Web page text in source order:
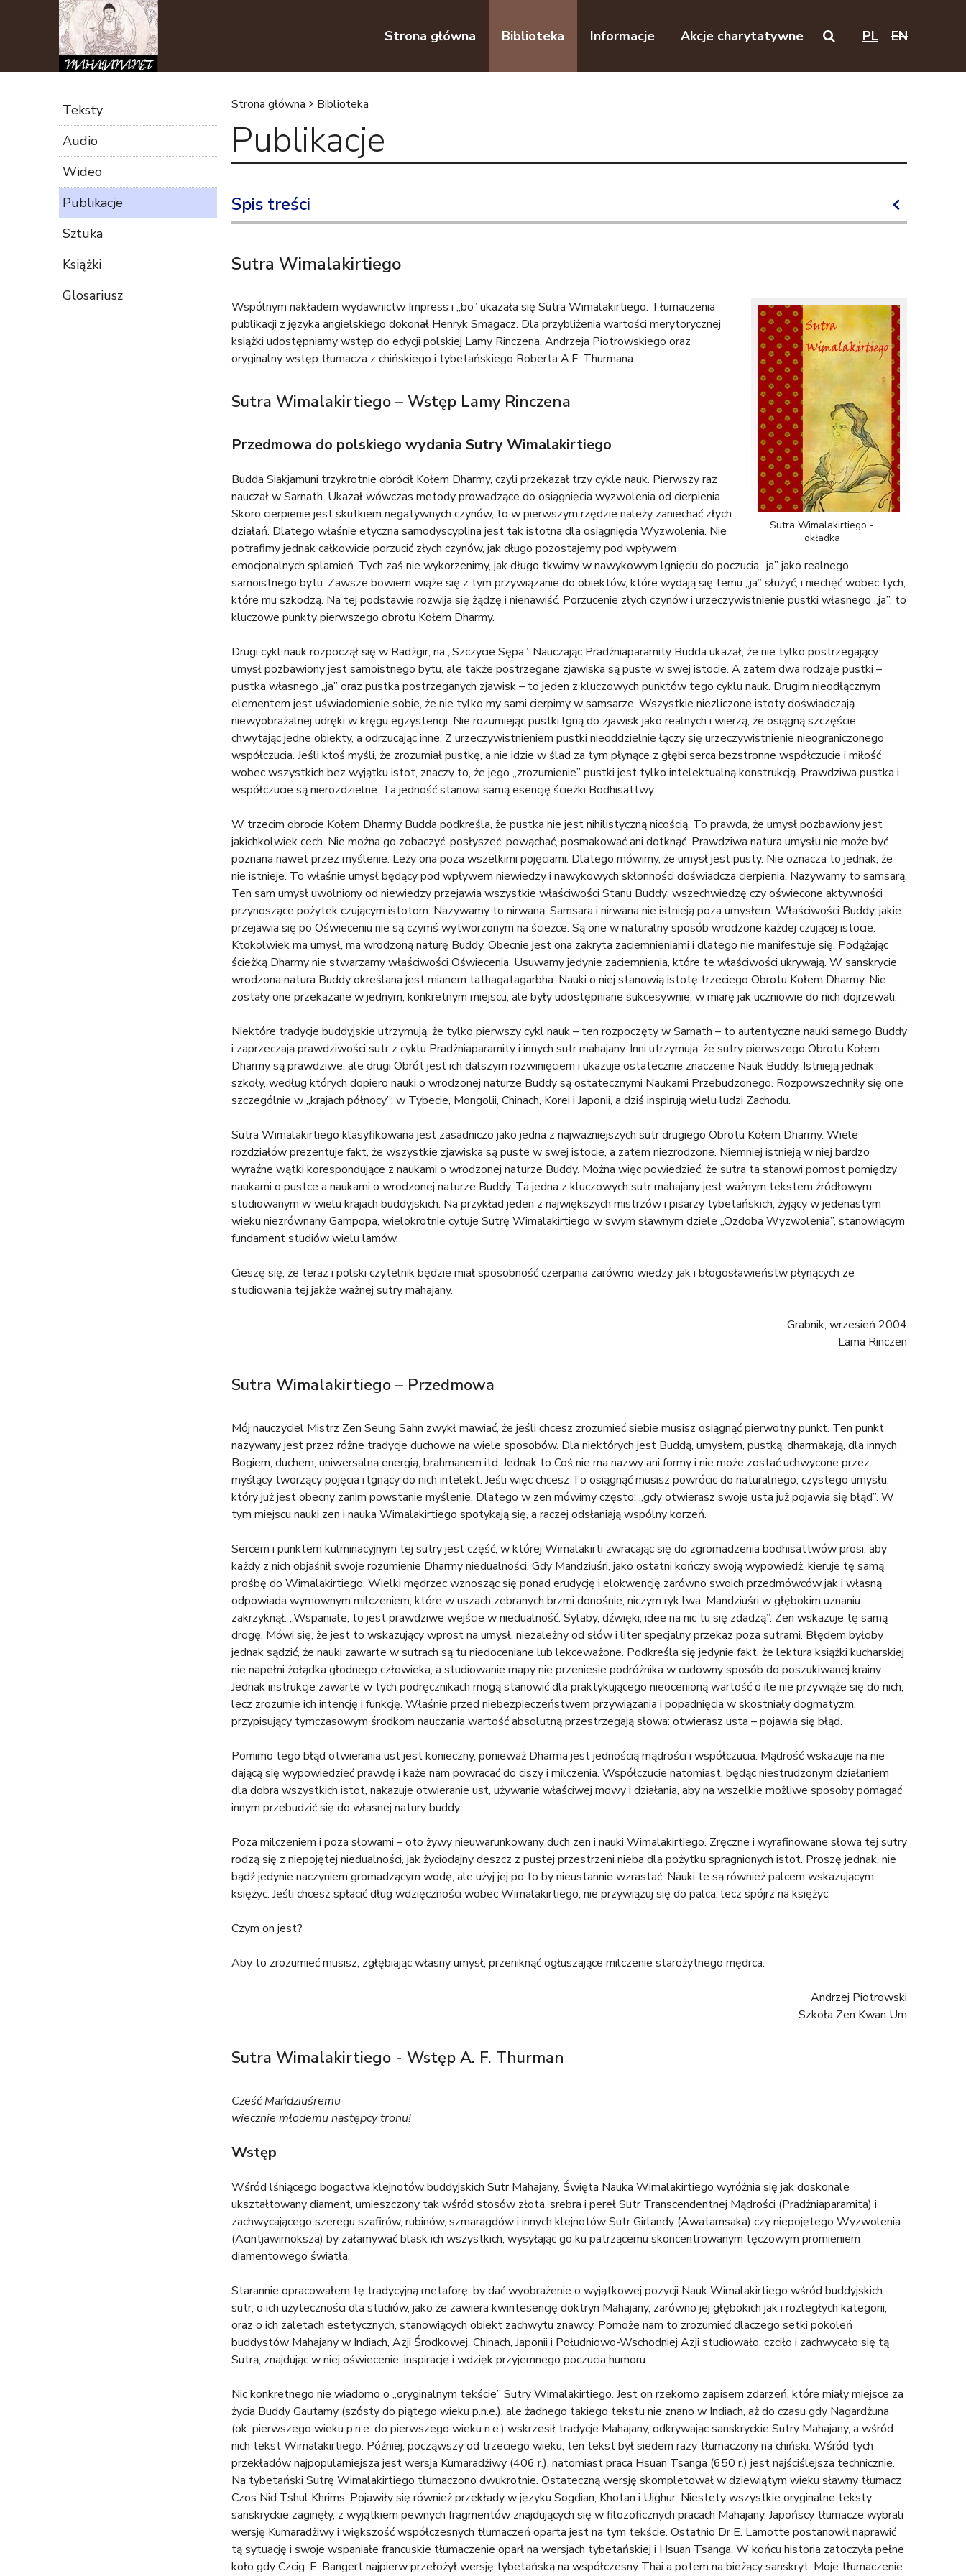
Strona główna Biblioteka Informacje Akcje charytatywne PL EN
J
e
s
e
ś
t
t
a
j
Strona główna Biblioteka
Publikacje
Spis treści
Sutra Wimalakirtiego
Sutra Wimalakirtiego -
okładka
Wspólnym nakładem wydawnictw Impress i „bo” ukazała się Sutra Wimalakirtiego. Tłumaczenia
publikacji z języka angielskiego dokonał Henryk Smagacz. Dla przybliżenia wartości merytorycznej
książki udostępniamy wstęp do edycji polskiej Lamy Rinczena, Andrzeja Piotrowskiego oraz
oryginalny wstęp tłumacza z chińskiego i tybetańskiego Roberta A.F. Thurmana.
Sutra Wimalakirtiego – Wstęp Lamy Rinczena
Przedmowa do polskiego wydania Sutry Wimalakirtiego
Budda Siakjamuni trzykrotnie obrócił Kołem Dharmy, czyli przekazał trzy cykle nauk. Pierwszy raz
nauczał w Sarnath. Ukazał wówczas metody prowadzące do osiągnięcia wyzwolenia od cierpienia.
Skoro cierpienie jest skutkiem negatywnych czynów, to w pierwszym rzędzie należy zaniechać złych
działań. Dlatego właśnie etyczna samodyscyplina jest tak istotna dla osiągnięcia Wyzwolenia. Nie
potrafimy jednak całkowicie porzucić złych czynów, jak długo pozostajemy pod wpływem
emocjonalnych splamień. Tych zaś nie wykorzenimy, jak długo tkwimy w nawykowym lgnięciu do poczucia „ja” jako realnego,
samoistnego bytu. Zawsze bowiem wiąże się z tym przywiązanie do obiektów, które wydają się temu „ja” służyć, i niechęć wobec tych,
które mu szkodzą. Na tej podstawie rozwija się żądzę i nienawiść. Porzucenie złych czynów i urzeczywistnienie pustki własnego „ja”, to
kluczowe punkty pierwszego obrotu Kołem Dharmy.
Drugi cykl nauk rozpoczął się w Radżgir, na „Szczycie Sępa”. Nauczając Pradżniaparamity Budda ukazał, że nie tylko postrzegający
umysł pozbawiony jest samoistnego bytu, ale także postrzegane zjawiska są puste w swej istocie. A zatem dwa rodzaje pustki –
pustka własnego „ja” oraz pustka postrzeganych zjawisk – to jeden z kluczowych punktów tego cyklu nauk. Drugim nieodłącznym
elementem jest uświadomienie sobie, że nie tylko my sami cierpimy w samsarze. Wszystkie niezliczone istoty doświadczają
niewyobrażalnej udręki w kręgu egzystencji. Nie rozumiejąc pustki lgną do zjawisk jako realnych i wierzą, że osiągną szczęście
chwytając jedne obiekty, a odrzucając inne. Z urzeczywistnieniem pustki nieoddzielnie łączy się urzeczywistnienie nieograniczonego
współczucia. Jeśli ktoś myśli, że zrozumiał pustkę, a nie idzie w ślad za tym płynące z głębi serca bezstronne współczucie i miłość
wobec wszystkich bez wyjątku istot, znaczy to, że jego „zrozumienie” pustki jest tylko intelektualną konstrukcją. Prawdziwa pustka i
współczucie są nierozdzielne. Ta jedność stanowi samą esencję ścieżki Bodhisattwy.
W trzecim obrocie Kołem Dharmy Budda podkreśla, że pustka nie jest nihilistyczną nicością. To prawda, że umysł pozbawiony jest
jakichkolwiek cech. Nie można go zobaczyć, posłyszeć, powąchać, posmakować ani dotknąć. Prawdziwa natura umysłu nie może być
poznana nawet przez myślenie. Leży ona poza wszelkimi pojęciami. Dlatego mówimy, że umysł jest pusty. Nie oznacza to jednak, że
nie istnieje. To właśnie umysł będący pod wpływem niewiedzy i nawykowych skłonności doświadcza cierpienia. Nazywamy to samsarą.
Ten sam umysł uwolniony od niewiedzy przejawia wszystkie właściwości Stanu Buddy: wszechwiedzę czy oświecone aktywności
przynoszące pożytek czującym istotom. Nazywamy to nirwaną. Samsara i nirwana nie istnieją poza umysłem. Właściwości Buddy, jakie
przejawia się po Oświeceniu nie są czymś wytworzonym na ścieżce. Są one w naturalny sposób wrodzone każdej czującej istocie.
Ktokolwiek ma umysł, ma wrodzoną naturę Buddy. Obecnie jest ona zakryta zaciemnieniami i dlatego nie manifestuje się. Podążając
ścieżką Dharmy nie stwarzamy właściwości Oświecenia. Usuwamy jedynie zaciemnienia, które te właściwości ukrywają. W sanskrycie
wrodzona natura Buddy określana jest mianem tathagatagarbha. Nauki o niej stanowią istotę trzeciego Obrotu Kołem Dharmy. Nie
zostały one przekazane w jednym, konkretnym miejscu, ale były udostępniane sukcesywnie, w miarę jak uczniowie do nich dojrzewali.
Niektóre tradycje buddyjskie utrzymują, że tylko pierwszy cykl nauk – ten rozpoczęty w Sarnath – to autentyczne nauki samego Buddy
i zaprzeczają prawdziwości sutr z cyklu Pradżniaparamity i innych sutr mahajany. Inni utrzymują, że sutry pierwszego Obrotu Kołem
Dharmy są prawdziwe, ale drugi Obrót jest ich dalszym rozwinięciem i ukazuje ostatecznie znaczenie Nauk Buddy. Istnieją jednak
szkoły, według których dopiero nauki o wrodzonej naturze Buddy są ostatecznymi Naukami Przebudzonego. Rozpowszechniły się one
szczególnie w „krajach północy”: w Tybecie, Mongolii, Chinach, Korei i Japonii, a dziś inspirują wielu ludzi Zachodu.
Sutra Wimalakirtiego klasyfikowana jest zasadniczo jako jedna z najważniejszych sutr drugiego Obrotu Kołem Dharmy. Wiele
rozdziałów prezentuje fakt, że wszystkie zjawiska są puste w swej istocie, a zatem niezrodzone. Niemniej istnieją w niej bardzo
wyraźne wątki korespondujące z naukami o wrodzonej naturze Buddy. Można więc powiedzieć, że sutra ta stanowi pomost pomiędzy
naukami o pustce a naukami o wrodzonej naturze Buddy. Ta jedna z kluczowych sutr mahajany jest ważnym tekstem źródłowym
studiowanym w wielu krajach buddyjskich. Na przykład jeden z największych mistrzów i pisarzy tybetańskich, żyjący w jedenastym
wieku niezrównany Gampopa, wielokrotnie cytuje Sutrę Wimalakirtiego w swym sławnym dziele „Ozdoba Wyzwolenia”, stanowiącym
fundament studiów wielu lamów.
Cieszę się, że teraz i polski czytelnik będzie miał sposobność czerpania zarówno wiedzy, jak i błogosławieństw płynących ze
studiowania tej jakże ważnej sutry mahajany.
Grabnik, wrzesień 2004
Lama Rinczen
Sutra Wimalakirtiego – Przedmowa
Mój nauczyciel Mistrz Zen Seung Sahn zwykł mawiać, że jeśli chcesz zrozumieć siebie musisz osiągnąć pierwotny punkt. Ten punkt
nazywany jest przez różne tradycje duchowe na wiele sposobów. Dla niektórych jest Buddą, umysłem, pustką, dharmakają, dla innych
Bogiem, duchem, uniwersalną energią, brahmanem itd. Jednak to Coś nie ma nazwy ani formy i nie może zostać uchwycone przez
myślący tworzący pojęcia i lgnący do nich intelekt. Jeśli więc chcesz To osiągnąć musisz powrócic do naturalnego, czystego umysłu,
który już jest obecny zanim powstanie myślenie. Dlatego w zen mówimy często: „gdy otwierasz swoje usta już pojawia się błąd”. W
tym miejscu nauki zen i nauka Wimalakirtiego spotykają się, a raczej odsłaniają wspólny korzeń.
Sercem i punktem kulminacyjnym tej sutry jest część, w której Wimalakirti zwracając się do zgromadzenia bodhisattwów prosi, aby
każdy z nich objaśnił swoje rozumienie Dharmy niedualności. Gdy Mandziuśri, jako ostatni kończy swoją wypowiedż, kieruje tę samą
prośbę do Wimalakirtiego. Wielki mędrzec wznosząc się ponad erudycję i elokwencję zarówno swoich przedmówców jak i własną
odpowiada wymownym milczeniem, które w uszach zebranych brzmi donośnie, niczym ryk lwa. Mandziuśri w głębokim uznaniu
zakrzyknął: „Wspaniale, to jest prawdziwe wejście w niedualność. Sylaby, dźwięki, idee na nic tu się zdadzą”. Zen wskazuje tę samą
drogę. Mówi się, że jest to wskazujący wprost na umysł, niezależny od słów i liter specjalny przekaz poza sutrami. Błędem byłoby
jednak sądzić, że nauki zawarte w sutrach są tu niedoceniane lub lekceważone. Podkreśla się jedynie fakt, że lektura książki kucharskiej
nie napełni żołądka głodnego człowieka, a studiowanie mapy nie przeniesie podróżnika w cudowny sposób do poszukiwanej krainy.
Jednak instrukcje zawarte w tych podręcznikach mogą stanowić dla praktykującego nieocenioną wartość o ile nie przywiąże się do nich,
lecz zrozumie ich intencję i funkcję. Właśnie przed niebezpieczeństwem przywiązania i popadnięcia w skostniały dogmatyzm,
przypisujący tymczasowym środkom nauczania wartość absolutną przestrzegają słowa: otwierasz usta – pojawia się błąd.
Pomimo tego błąd otwierania ust jest konieczny, ponieważ Dharma jest jednością mądrości i współczucia. Mądrość wskazuje na nie
dającą się wypowiedzieć prawdę i każe nam powracać do ciszy i milczenia. Współczucie natomiast, będąc niestrudzonym działaniem
dla dobra wszystkich istot, nakazuje otwieranie ust, używanie właściwej mowy i działania, aby na wszelkie możliwe sposoby pomagać
innym przebudzić się do własnej natury buddy.
Poza milczeniem i poza słowami – oto żywy nieuwarunkowany duch zen i nauki Wimalakirtiego. Zręczne i wyrafinowane słowa tej sutry
rodzą się z niepojętej niedualności, jak życiodajny deszcz z pustej przestrzeni nieba dla pożytku spragnionych istot. Proszę jednak, nie
bądź jedynie naczyniem gromadzącym wodę, ale użyj jej po to by nieustannie wzrastać. Nauki te są również palcem wskazującym
księżyc. Jeśli chcesz spłacić dług wdzięczności wobec Wimalakirtiego, nie przywiązuj się do palca, lecz spójrz na księżyc.
Czym on jest?
Aby to zrozumieć musisz, zgłębiając własny umysł, przeniknąć ogłuszające milczenie starożytnego mędrca.
Andrzej Piotrowski
Szkoła Zen Kwan Um
Sutra Wimalakirtiego - Wstęp A. F. Thurman
Cześć Mańdziuśremu
wiecznie młodemu następcy tronu!
Wstęp
Wśród lśniącego bogactwa klejnotów buddyjskich Sutr Mahajany, Święta Nauka Wimalakirtiego wyróżnia się jak doskonale
ukształtowany diament, umieszczony tak wśród stosów złota, srebra i pereł Sutr Transcendentnej Mądrości (Pradżniaparamita) i
zachwycającego szeregu szafirów, rubinów, szmaragdów i innych klejnotów Sutr Girlandy (Awatamsaka) czy niepojętego Wyzwolenia
(Acintjawimoksza) by załamywać blask ich wszystkich, wysyłając go ku patrzącemu skoncentrowanym tęczowym promieniem
diamentowego światła.
Starannie opracowałem tę tradycyjną metaforę, by dać wyobrażenie o wyjątkowej pozycji Nauk Wimalakirtiego wśród buddyjskich
sutr; o ich użyteczności dla studiów, jako że zawiera kwintesencję doktryn Mahajany, zarówno jej głębokich jak i rozległych kategorii,
oraz o ich zaletach estetycznych, stanowiących obiekt zachwytu znawcy. Pomoże nam to zrozumieć dlaczego setki pokoleń
buddystów Mahajany w Indiach, Azji Środkowej, Chinach, Japonii i Południowo-Wschodniej Azji studiowało, czciło i zachwycało się tą
Sutrą, znajdując w niej oświecenie, inspirację i wdzięk przyjemnego poczucia humoru.
Nic konkretnego nie wiadomo o „oryginalnym tekście” Sutry Wimalakirtiego. Jest on rzekomo zapisem zdarzeń, które miały miejsce za
życia Buddy Gautamy (szósty do piątego wieku p.n.e.), ale żadnego takiego tekstu nie znano w Indiach, aż do czasu gdy Nagardżuna
(ok. pierwszego wieku p.n.e. do pierwszego wieku n.e.) wskrzesił tradycje Mahajany, odkrywając sanskryckie Sutry Mahajany, a wśród
nich tekst Wimalakirtiego. Później, począwszy od trzeciego wieku, ten tekst był siedem razy tłumaczony na chiński. Wśród tych
przekładów najpopularniejsza jest wersja Kumaradżiwy (406 r.), natomiast praca Hsuan Tsanga (650 r.) jest najściślejsza technicznie.
Na tybetański Sutrę Wimalakirtiego tłumaczono dwukrotnie. Ostateczną wersję skompletował w dziewiątym wieku sławny tłumacz
Czos Nid Tshul Khrims. Pojawiły się również przekłady w języku Sogdian, Khotan i Uighur. Niestety wszystkie oryginalne teksty
sanskryckie zaginęły, z wyjątkiem pewnych fragmentów znajdujących się w filozoficznych pracach Mahajany. Japońscy tłumacze wybrali
wersję Kumaradżiwy i większość współczesnych tłumaczeń oparta jest na tym tekście. Ostatnio Dr E. Lamotte postanowił naprawić
tą sytuację i swoje wspaniałe francuskie tłumaczenie oparł na wersjach tybetańskiej i Hsuan Tsanga. W końcu historia zatoczyła pełne
koło gdy Czcig. E. Bangert najpierw przełożył wersję tybetańską na współczesny Thai a potem na bieżący sanskryt. Moje tłumaczenie
Teksty
Audio
Wideo
Publikacje
Sztuka
Książki
Glosariusz